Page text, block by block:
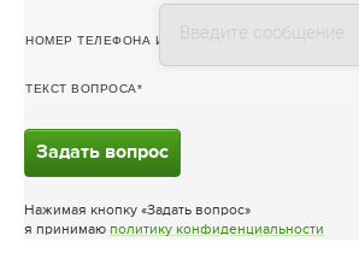
НОМЕР ТЕЛЕФОНА ИЛИ ЭЛ. ПОЧТА
ТЕКСТ ВОПРОСА
Задать вопрос
Нажимая кнопку «Задать вопрос»
я принимаю политику конфиденциальности
Введите сообщение